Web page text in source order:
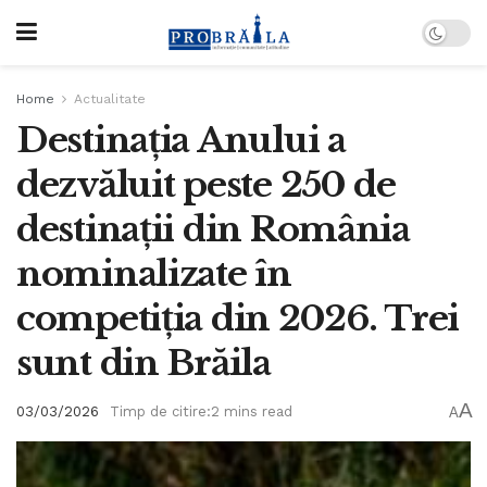
Home Actualitate
Destinația Anului a
dezvăluit peste 250 de
destinații din România
nominalizate în
competiția din 2026. Trei
sunt din Brăila
03/03/2026 Timp de citire:2 mins read AA